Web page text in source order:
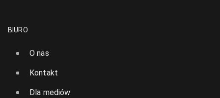
BIURO
O nas
Kontakt
Dla mediów